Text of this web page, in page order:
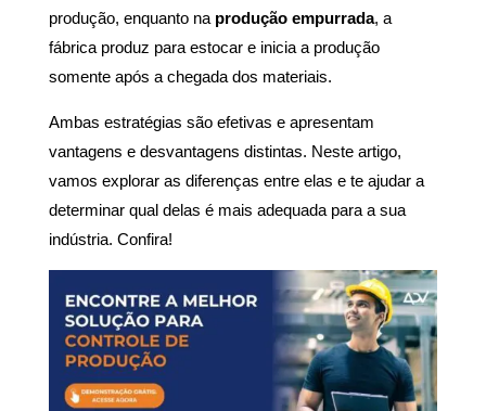
produção, enquanto naprodução empurrada, a
fábrica produz para estocar e inicia a produção
somente após a chegada dos materiais.
Ambas estratégias são efetivas e apresentam
vantagens e desvantagens distintas. Neste artigo,
vamos explorar as diferenças entre elas e te ajudar a
determinar qual delas é mais adequada para a sua
indústria. Confira!